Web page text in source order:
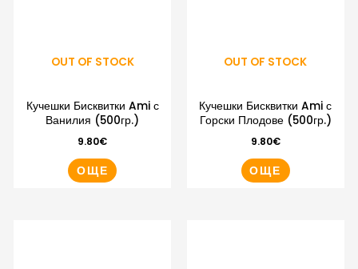
OUT OF STOCK
Кучешки Бисквитки Ami с
Ванилия (500гр.)
9.80€
ОЩЕ
OUT OF STOCK
Кучешки Бисквитки Ami с
Горски Плодове (500гр.)
9.80€
ОЩЕ